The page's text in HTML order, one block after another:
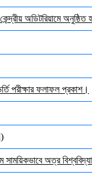
অডিটরিয়ামে অনুষ্ঠিত
পরীক্ষার ফলাফল প্রকাশ।
অত্র